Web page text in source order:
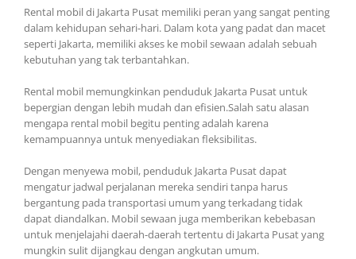
Rental mobil di Jakarta Pusat memiliki peran yang sangat penting
dalam kehidupan sehari-hari. Dalam kota yang padat dan macet
seperti Jakarta, memiliki akses ke mobil sewaan adalah sebuah
kebutuhan yang tak terbantahkan.
Rental mobil memungkinkan penduduk Jakarta Pusat untuk
bepergian dengan lebih mudah dan efisien.Salah satu alasan
mengapa rental mobil begitu penting adalah karena
kemampuannya untuk menyediakan fleksibilitas.
Dengan menyewa mobil, penduduk Jakarta Pusat dapat
mengatur jadwal perjalanan mereka sendiri tanpa harus
bergantung pada transportasi umum yang terkadang tidak
dapat diandalkan. Mobil sewaan juga memberikan kebebasan
untuk menjelajahi daerah-daerah tertentu di Jakarta Pusat yang
mungkin sulit dijangkau dengan angkutan umum.